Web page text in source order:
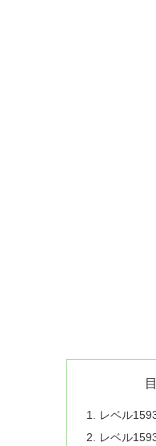
レベル
レベル